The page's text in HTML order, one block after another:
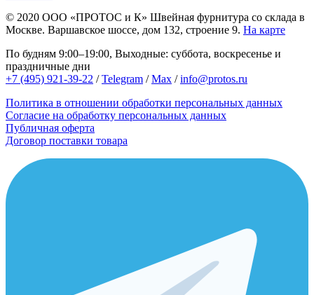
© 2020 ООО «ПРОТОС и К» Швейная фурнитура со склада в
Москве. Варшавское шоссе, дом 132, строение 9. На карте
По будням 9:00–19:00, Выходные: суббота, воскресенье и
праздничные дни
+7 (495) 921-39-22 /Telegram /Max /info@protos.ru
Политика в отношении обработки персональных данных
Согласие на обработку персональных данных
Публичная оферта
Договор поставки товара